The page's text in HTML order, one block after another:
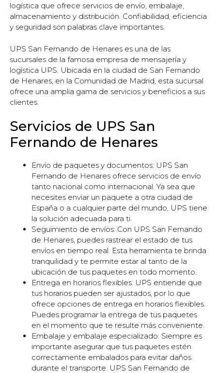
logística que ofrece servicios de envío, embalaje,
almacenamiento y distribución. Confiabilidad, eficiencia
y seguridad son palabras clave importantes.
UPS San Fernando de Henares es una de las
sucursales de la famosa empresa de mensajería y
logística UPS. Ubicada en la ciudad de San Fernando
de Henares, en la Comunidad de Madrid, esta sucursal
ofrece una amplia gama de servicios y beneficios a sus
clientes.
Servicios de UPS San
Fernando de Henares
Envío de paquetes y documentos: UPS San
Fernando de Henares ofrece servicios de envío
tanto nacional como internacional. Ya sea que
necesites enviar un paquete a otra ciudad de
España o a cualquier parte del mundo, UPS tiene
la solución adecuada para ti.
Seguimiento de envíos: Con UPS San Fernando
de Henares, puedes rastrear el estado de tus
envíos en tiempo real. Esta herramienta te brinda
tranquilidad y te permite estar al tanto de la
ubicación de tus paquetes en todo momento.
Entrega en horarios flexibles: UPS entiende que
tus horarios pueden ser ajustados, por lo que
ofrece opciones de entrega en horarios flexibles.
Puedes programar la entrega de tus paquetes
en el momento que te resulte más conveniente.
Embalaje y embalaje especializado: Siempre es
importante asegurar que tus paquetes estén
correctamente embalados para evitar daños
durante el transporte. UPS San Fernando de